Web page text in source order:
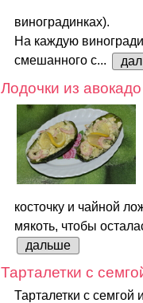
виноградинках).
На каждую
смешанного с...
Лодочки из авокадо
косточку и чайной
мякоть, чтобы
дальше
Тарталетки с
Тарталетки с семгой